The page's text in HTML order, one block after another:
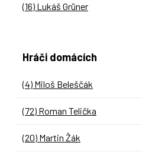
(16) Lukáš Grüner
Hráči domácích
(4) Miloš Beleščák
(72) Roman Telička
(20) Martin Žák